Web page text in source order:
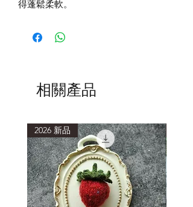
得蓬鬆柔軟。
相關產品
2026 新品